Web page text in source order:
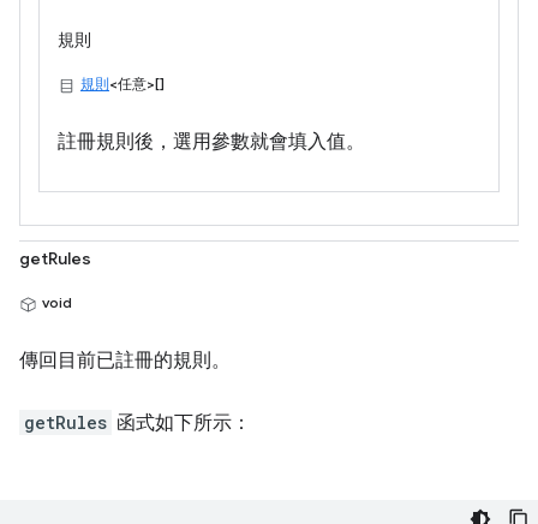
規則
規則<任意>[]
註冊規則後，選用參數就會填入值。
getRules
void
傳回目前已註冊的規則。
getRules 函式如下所示：